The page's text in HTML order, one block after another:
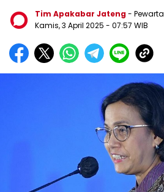
Tim Apakabar Jateng- Pewarta
Kamis, 3 April 2025 - 07:57 WIB